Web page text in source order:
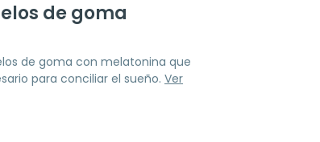
de goma
de goma con melatonina que
para conciliar el sueño. Ver